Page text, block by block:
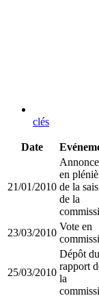
clés
Date
21/01/2010
Annonce
en
de la
de la
23/03/2010
Vote en
25/03/2010
Dépôt du
rapport
la